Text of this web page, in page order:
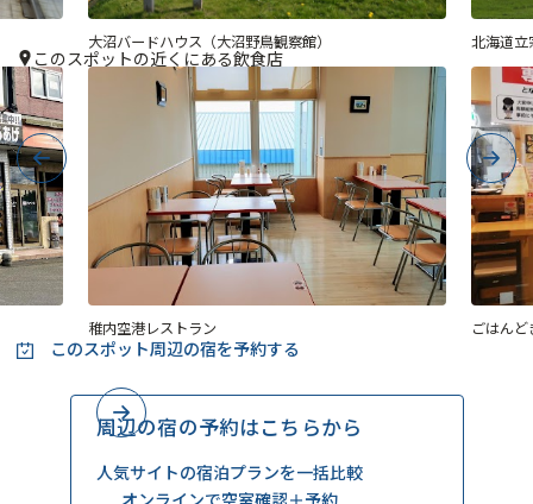
大沼バードハウス（大沼野鳥観察館） 北海道立
このスポットの近くにある飲食店
Previous
稚内空港レストラン ごはん
Next
このスポット周辺の宿を予約する
周辺の宿の予約はこちらから
人気サイトの宿泊プランを一括比較
オンラインで空室確認＋予約